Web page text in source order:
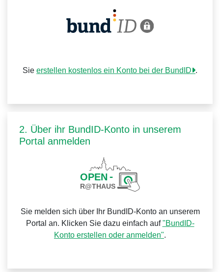
Sie erstellen kostenlos ein Konto bei der BundID .
2. Über ihr BundID-Konto in unserem
Portal anmelden
Sie melden sich über Ihr BundID-Konto an unserem
Portal an. Klicken Sie dazu einfach auf"BundID-
Konto erstellen oder anmelden".